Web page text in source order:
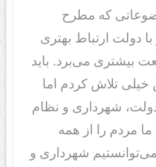
که مطرح
دولت ارتباط بهتری
بیشتری می‌برد. باید
تلاش کردم اما
شهرداری و نظام
مردم را از همه
می‌توانستیم شهرداری و